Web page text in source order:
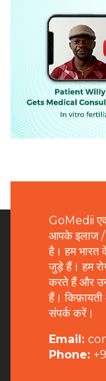
GoMedii एक
आपके इलाज /
है। हम भारत
जुड़े हैं। हम
करते हैं और
हैं।
संपर्क करें।
Email:
Phone: